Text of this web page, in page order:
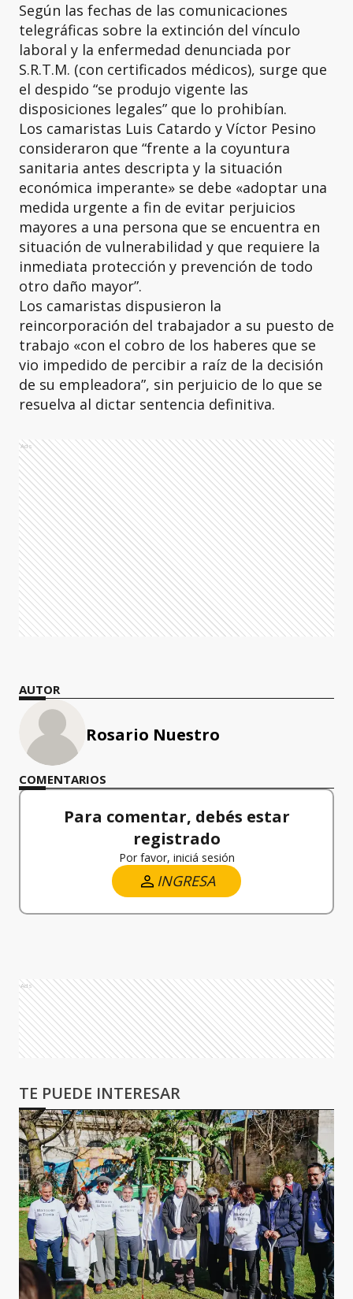
Según las fechas de las comunicaciones
telegráficas sobre la extinción del vínculo
laboral y la enfermedad denunciada por
S.R.T.M. (con certificados médicos), surge que
el despido “se produjo vigente las
disposiciones legales” que lo prohibían.
Los camaristas Luis Catardo y Víctor Pesino
consideraron que “frente a la coyuntura
sanitaria antes descripta y la situación
económica imperante» se debe «adoptar una
medida urgente a fin de evitar perjuicios
mayores a una persona que se encuentra en
situación de vulnerabilidad y que requiere la
inmediata protección y prevención de todo
otro daño mayor”.
Los camaristas dispusieron la
reincorporación del trabajador a su puesto de
trabajo «con el cobro de los haberes que se
vio impedido de percibir a raíz de la decisión
de su empleadora”, sin perjuicio de lo que se
resuelva al dictar sentencia definitiva.
Ads
AUTOR
Rosario Nuestro
COMENTARIOS
Para comentar, debés estar
registrado
Por favor, iniciá sesión
INGRESA
Ads
TE PUEDE INTERESAR